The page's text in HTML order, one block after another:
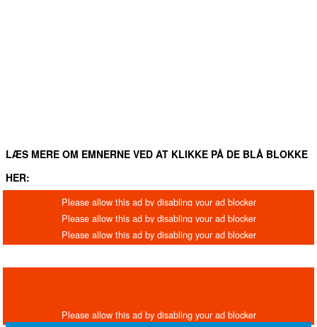
LÆS MERE OM EMNERNE VED AT KLIKKE PÅ DE BLÅ BLOKKE
HER: